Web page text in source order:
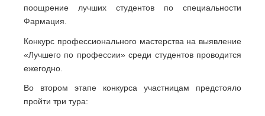
поощрение лучших студентов по специальности
Фармация.
Конкурс профессионального мастерства на выявление
«Лучшего по профессии» среди студентов проводится
ежегодно.
Во втором этапе конкурса участницам предстояло
пройти три тура: